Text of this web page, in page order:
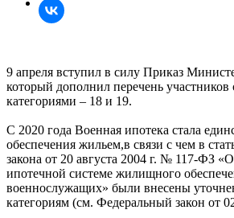
9 апреля вступил в силу Приказ
который дополнил перечень
категориями – 18 и 19.
С 2020 года Военная ипотека стала
обеспечения жильем,в связи с чем в
закона от 20 августа 2004 г. № 117-ФЗ
ипотечной системе жилищного
военнослужащих» были внесены
категориям (см. Федеральный закон от